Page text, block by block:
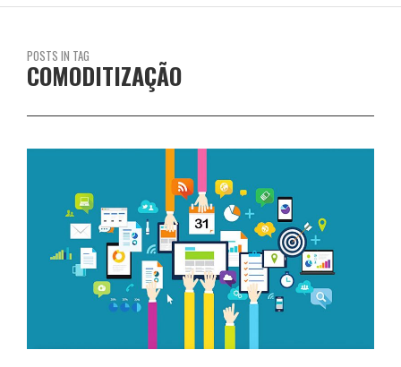
POSTS IN TAG
COMODITIZAÇÃO